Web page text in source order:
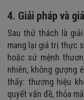
4. Giải pháp và
Sau thử thách là
mang lại giá trị thực
hoặc sứ mệnh
nhiên, không gượng
thấy: thương hiệu
quyết vấn đề, thỏa